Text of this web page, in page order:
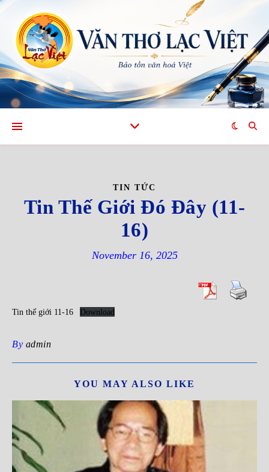
TIN TỨC
Tin Thế Giới Đó Đây (11-
16)
November 16, 2025
Tin thế giới 11-16 Download
By admin
YOU MAY ALSO LIKE